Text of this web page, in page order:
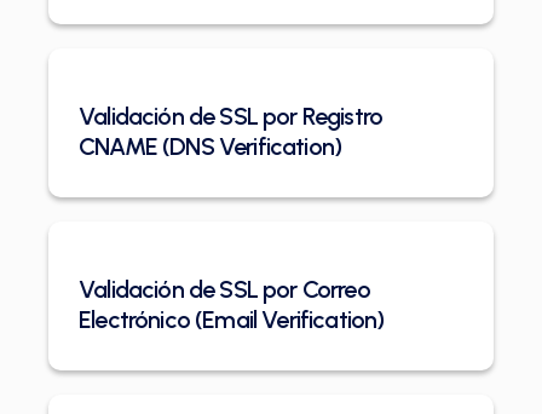
Validación de SSL por Registro
CNAME (DNS Verification)
Validación de SSL por Correo
Electrónico (Email Verification)